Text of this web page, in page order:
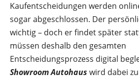
Kaufentscheidungen werden
sogar abgeschlossen. Der
wichtig – doch er findet später
müssen deshalb den gesamten
Entscheidungsprozess digital
Showroom Autohaus wird dabei